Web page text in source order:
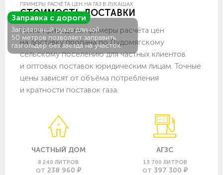
Заправка с дороги
Заправочный рукав длиной
50 метров позволяет заправить
газгольдер без заезда на участок.
ПРИМЕРЫ РАСЧЁТА ЦЕН НА ГАЗ В ЛУКАШАХ
СТОИМОСТЬ ДОСТАВКИ
Ниже приведены примеры расчёта цен
на доставку пропана по Пудомягскому
сельскому поселению для частных клиентов
и оптовых поставок юридическим лицам. Точные
цены зависят от объёма потребления
и кратности поставок газа.
ЧАСТНЫЙ ДОМ
8 240 ЛИТРОВ
ОТ 238 960 ₽
АГЗС
13 700 ЛИТРОВ
ОТ 397 300 ₽